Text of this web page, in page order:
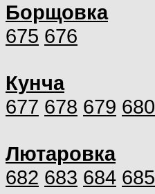
Борщовка
675 676
Кунча
677 678 679 680
Лютаровка
682 683 684 685